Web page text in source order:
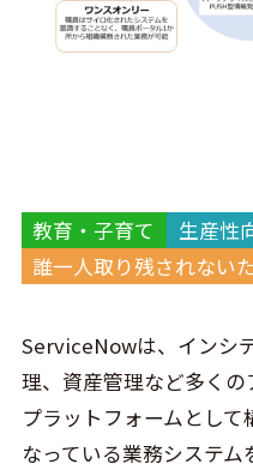
教育・子育て
生産性
誰一人取り残されない
ServiceNowは、インシ
理、資産管理など多く
プラットフォームとし
なっている業務システ